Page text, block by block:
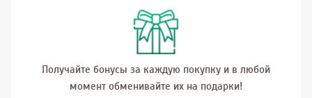
Получайте бонусы за каждую покупку и в любой
момент обменивайте их на подарки!